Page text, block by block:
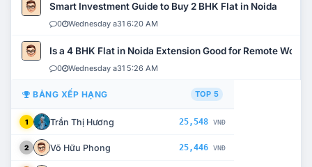
Smart Investment Guide to Buy 2 BHK Flat in Noida
0 Wednesday a31 6:20 AM
Is a 4 BHK Flat in Noida Extension Good for Remote Work?
0 Wednesday a31 5:26 AM
BẢNG XẾP HẠNG TOP 5
1 Trần Thị Hương 25,548 VNĐ
2 Võ Hữu Phong 25,446 VNĐ